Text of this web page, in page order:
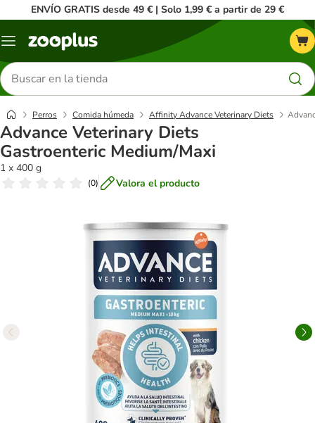
ENVÍO GRATIS desde 49 € | Solo 1,99 € a partir de 29 €
Menú
Buscar
productos
Perros Comida húmeda Affinity Advance Veterinary Diets
Advance Veterinary Diets
Gastroenteric Medium/Maxi
1 x 400 g
(0) Valora el producto